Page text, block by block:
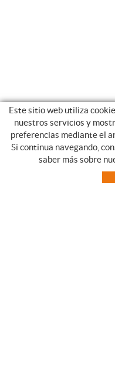
GUIA
COMO
Este sitio web utiliza
nuestros servicios y
preferencias mediante el
Si continua navegando,
saber más sobre